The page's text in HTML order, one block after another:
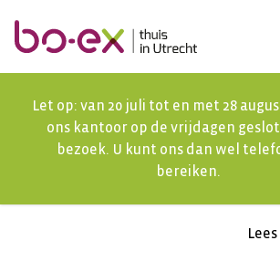
Let op: van 20 juli tot en met 28
ons kantoor op de vrijdagen
bezoek. U kunt ons dan wel
bereiken.